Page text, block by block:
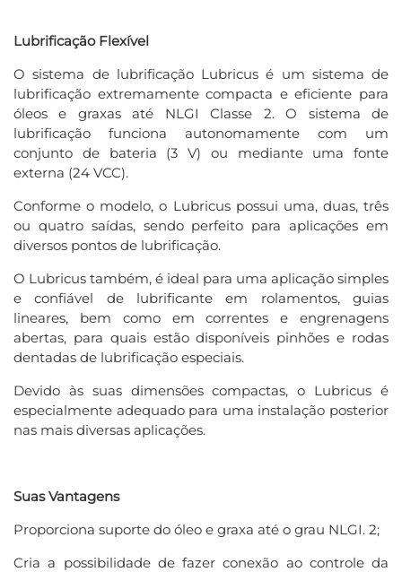
Lubrificação Flexível
O sistema de lubrificação Lubricus é um sistema de
lubrificação extremamente compacta e eficiente para
óleos e graxas até NLGI Classe 2. O sistema de
lubrificação funciona autonomamente com um
conjunto de bateria (3 V) ou mediante uma fonte
externa (24 VCC).
Conforme o modelo, o Lubricus possui uma, duas, três
ou quatro saídas, sendo perfeito para aplicações em
diversos pontos de lubrificação.
O Lubricus também, é ideal para uma aplicação simples
e confiável de lubrificante em rolamentos, guias
lineares, bem como em correntes e engrenagens
abertas, para quais estão disponíveis pinhões e rodas
dentadas de lubrificação especiais.
Devido às suas dimensões compactas, o Lubricus é
especialmente adequado para uma instalação posterior
nas mais diversas aplicações.
Suas Vantagens
Proporciona suporte do óleo e graxa até o grau NLGI. 2;
Cria a possibilidade de fazer conexão ao controle da